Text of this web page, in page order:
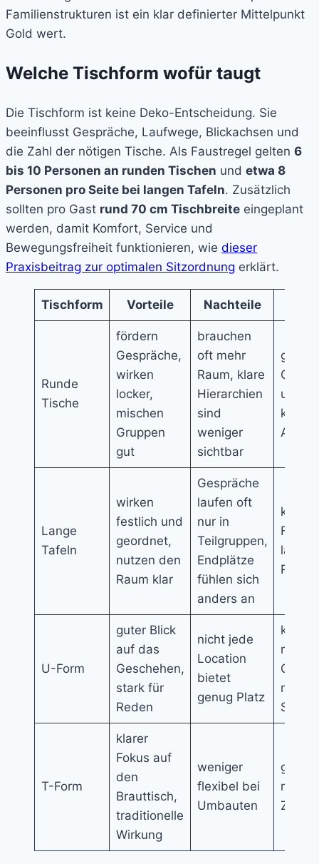
Familienstrukturen ist ein klar definierter Mittelpunkt
Gold wert.
Welche Tischform wofür taugt
Die Tischform ist keine Deko-Entscheidung. Sie
beeinflusst Gespräche, Laufwege, Blickachsen und
die Zahl der nötigen Tische. Als Faustregel gelten 6
bis 10 Personen an runden Tischen und etwa 8
Personen pro Seite bei langen Tafeln. Zusätzlich
sollten pro Gast rund 70 cm Tischbreite eingeplant
werden, damit Komfort, Service und
Bewegungsfreiheit funktionieren, wie dieser
Praxisbeitrag zur optimalen Sitzordnung erklärt.
Tischform Vorteile Nachteile
Runde
Tische
fördern
Gespräche,
wirken
locker,
mischen
Gruppen
gut
brauchen
oft mehr
Raum, klare
Hierarchien
sind
weniger
sichtbar
und
Lange
Tafeln
wirken
festlich und
geordnet,
nutzen den
Raum klar
Gespräche
laufen oft
nur in
Teilgruppen,
Endplätze
fühlen sich
anders an
U-Form
guter Blick
auf das
Geschehen,
stark für
Reden
nicht jede
Location
bietet
genug Platz
mit
T-Form
klarer
Fokus auf
den
Brauttisch,
traditionelle
Wirkung
weniger
flexibel bei
Umbauten
mit